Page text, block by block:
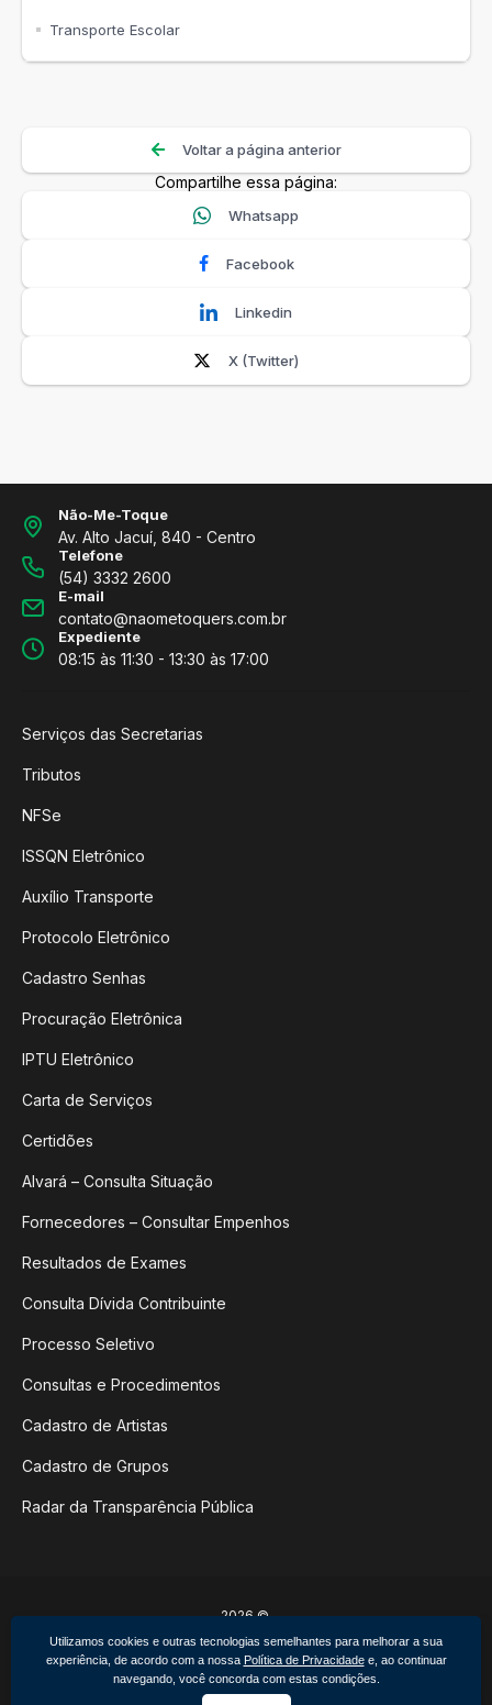
Transporte Escolar
Voltar a página anterior
Compartilhe essa página:
Whatsapp
Facebook
Linkedin
X (Twitter)
Não-Me-Toque
Av. Alto Jacuí, 840 - Centro
Telefone
(54) 3332 2600
E-mail
contato@naometoquers.com.br
Expediente
08:15 às 11:30 - 13:30 às 17:00
Serviços das Secretarias
Tributos
NFSe
ISSQN Eletrônico
Auxílio Transporte
Protocolo Eletrônico
Cadastro Senhas
Procuração Eletrônica
IPTU Eletrônico
Carta de Serviços
Certidões
Alvará – Consulta Situação
Fornecedores – Consultar Empenhos
Resultados de Exames
Consulta Dívida Contribuinte
Processo Seletivo
Consultas e Procedimentos
Cadastro de Artistas
Cadastro de Grupos
Radar da Transparência Pública
2026 ©
Todos os direitos reservados.
Feito por upside.rs
Utilizamos cookies e outras tecnologias semelhantes para melhorar a sua
experiência, de acordo com a nossa Política de Privacidadee, ao continuar
navegando, você concorda com estas condições.